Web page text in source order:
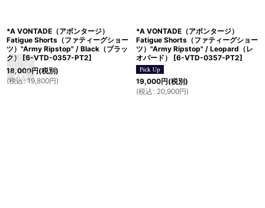
*A VONTADE（アボンタージ）
Fatigue Shorts（ファティーグショー
ツ）"Army Ripstop" / Black（ブラッ
ク）
[6-VTD-0357-PT2]
18,000円(税別)
(税込: 19,800円)
*A VONTADE（アボンタージ）
Fatigue Shorts（ファティーグショー
ツ）"Army Ripstop" / Leopard（レ
オパード）
[6-VTD-0357-PT2]
19,000円(税別)
(税込 : 20,900円)